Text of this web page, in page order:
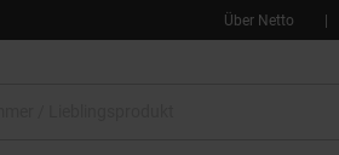
Über Netto